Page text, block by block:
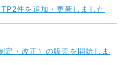
件を追加・更新しました
・改正）の販売を開始しま